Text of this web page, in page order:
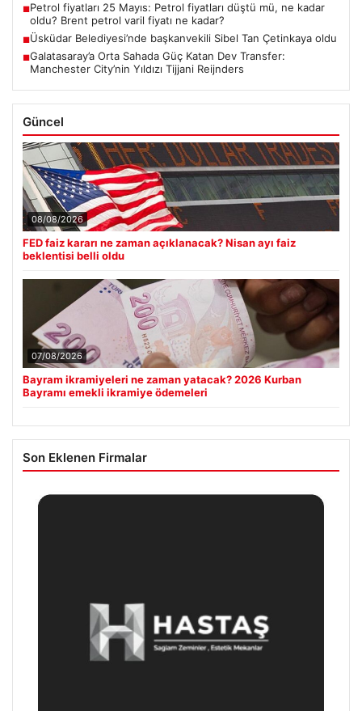
■Petrol fiyatları 25 Mayıs: Petrol fiyatları düştü mü, ne kadar
oldu? Brent petrol varil fiyatı ne kadar?
■Üsküdar Belediyesi’nde başkanvekili Sibel Tan Çetinkaya oldu
■Galatasaray’a Orta Sahada Güç Katan Dev Transfer:
Manchester City’nin Yıldızı Tijjani Reijnders
Güncel
08/08/2026
FED faiz kararı ne zaman açıklanacak? Nisan ayı faiz
beklentisi belli oldu
07/08/2026
Bayram ikramiyeleri ne zaman yatacak? 2026 Kurban
Bayramı emekli ikramiye ödemeleri
Son Eklenen Firmalar